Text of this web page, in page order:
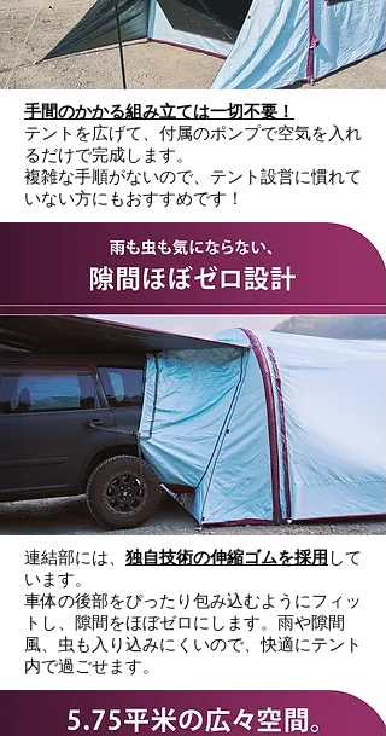
手間のかかる組み立ては一切不要！
テントを広げて、付属のポンプで空気を入れ
るだけで完成します。
複雑な手順がないので、テント設営に慣れて
いない方にもおすすめです！
連結部には、 独自技術の伸縮ゴムを採用 して
います。
車体の後部をぴったり包み込むようにフィッ
トし、隙間をほぼゼロにします。雨や隙間
風、虫も入り込みにくいので、快適にテント
内で過ごせます。